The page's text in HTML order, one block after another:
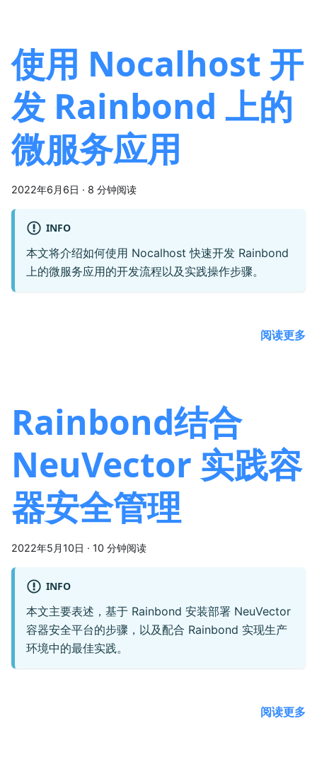
使用 Nocalhost 开
发 Rainbond 上的
微服务应用
2022年6月6日 · 8 分钟阅读
INFO
本文将介绍如何使用 Nocalhost 快速开发 Rainbond
上的微服务应用的开发流程以及实践操作步骤。
阅读更多
Rainbond结合
NeuVector 实践容
器安全管理
2022年5月10日 · 10 分钟阅读
INFO
本文主要表述，基于 Rainbond 安装部署 NeuVector
容器安全平台的步骤，以及配合 Rainbond 实现生产
环境中的最佳实践。
阅读更多